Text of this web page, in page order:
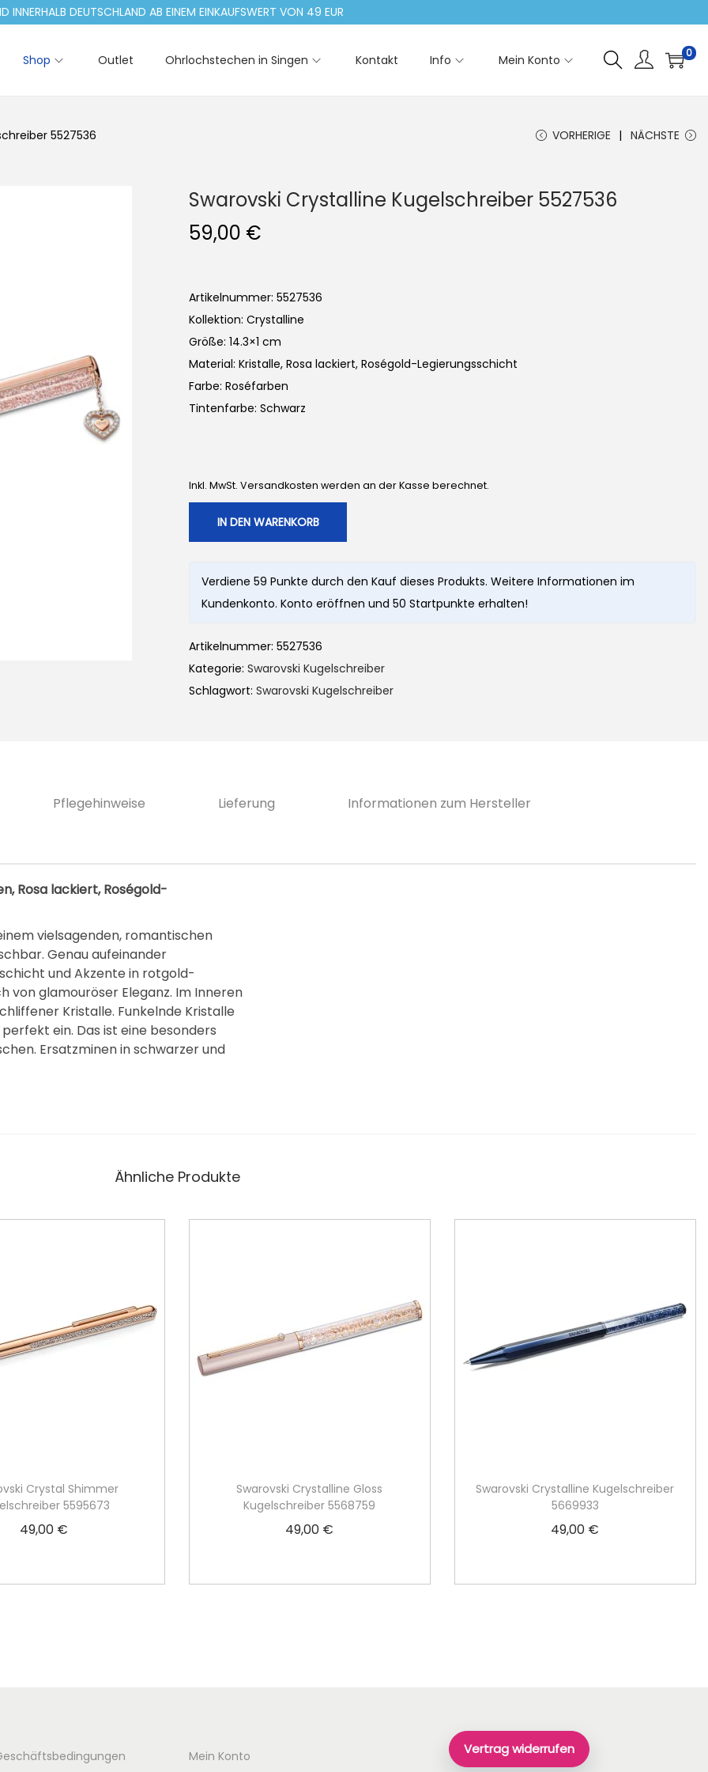
DEUTSCHLAND AB EINEM EINKAUFSWERT VON 49 EUR
Shop Outlet Ohrlochstechen in Singen Kontakt Info Mein Konto 0
5527536 VORHERIGE NÄCHSTE
Swarovski Crystalline Kugelschreiber 5527536
59,00 €
Artikelnummer: 5527536
Kollektion: Crystalline
Größe: 14.3×1 cm
Material: Kristalle, Rosa lackiert, Roségold-Legierungsschicht
Farbe: Roséfarben
Tintenfarbe: Schwarz
Inkl. MwSt. Versandkosten werden an der Kasse berechnet.
IN DEN WARENKORB
Verdiene 59 Punkte durch den Kauf dieses Produkts. Weitere Informationen im
Kundenkonto. Konto eröffnen und 50 Startpunkte erhalten!
Artikelnummer: 5527536
Kategorie: Swarovski Kugelschreiber
Schlagwort: Swarovski Kugelschreiber
Pflegehinweise Lieferung Informationen zum Hersteller
Rosa lackiert, Roségold-
vielsagenden, romantischen
Genau aufeinander
und Akzente in rotgold-
von glamouröser Eleganz. Im Inneren
Kristalle. Funkelnde Kristalle
ein. Das ist eine besonders
Ersatzminen in schwarzer und
Ähnliche Produkte
Crystal Shimmer
5595673
49,00 €
Swarovski Crystalline Gloss
Kugelschreiber 5568759
49,00 €
Swarovski Crystalline Kugelschreiber
5669933
49,00 €
Mein Konto Vertrag widerrufen